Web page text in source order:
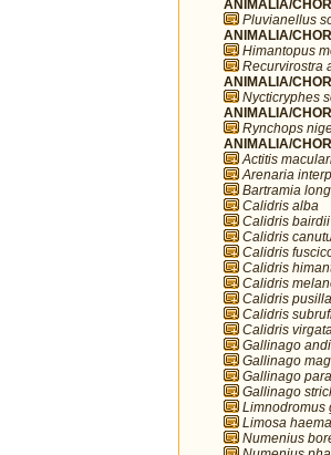
ANIMALIA/
Pluvianellus
ANIMALIA/
Himantopus
Recurvirostra
ANIMALIA/
Nycticryphes
ANIMALIA/
Rynchops
ANIMALIA/
Actitis
Arenaria
Bartramia
Calidris alba
Calidris bairdii
Calidris
Calidris
Calidris
Calidris
Calidris pusilla
Calidris
Calidris
Gallinago
Gallinago
Gallinago
Gallinago
Limnodromus
Limosa
Numenius